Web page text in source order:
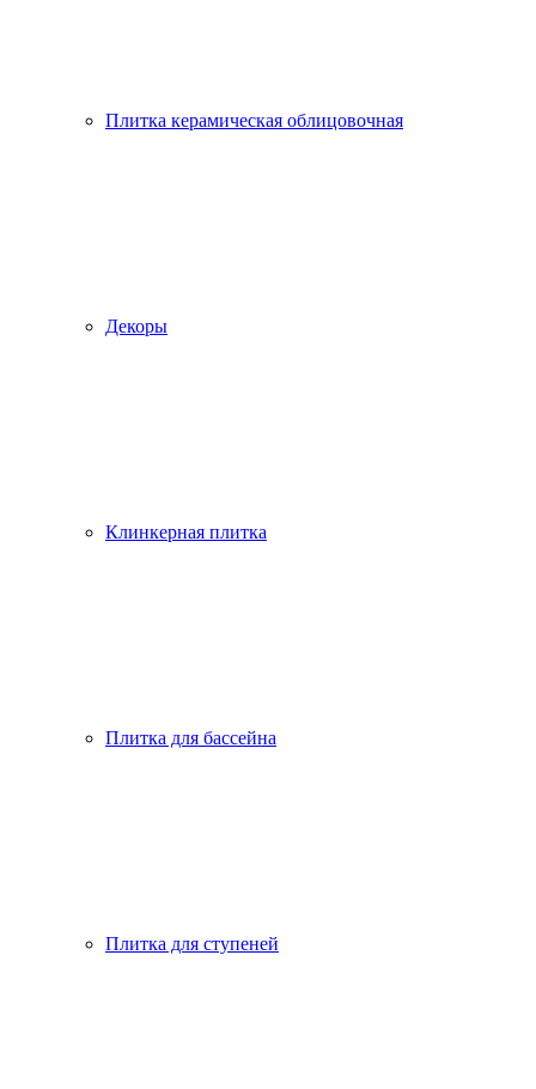
Плитка керамическая облицовочная
Декоры
Клинкерная плитка
Плитка для бассейна
Плитка для ступеней